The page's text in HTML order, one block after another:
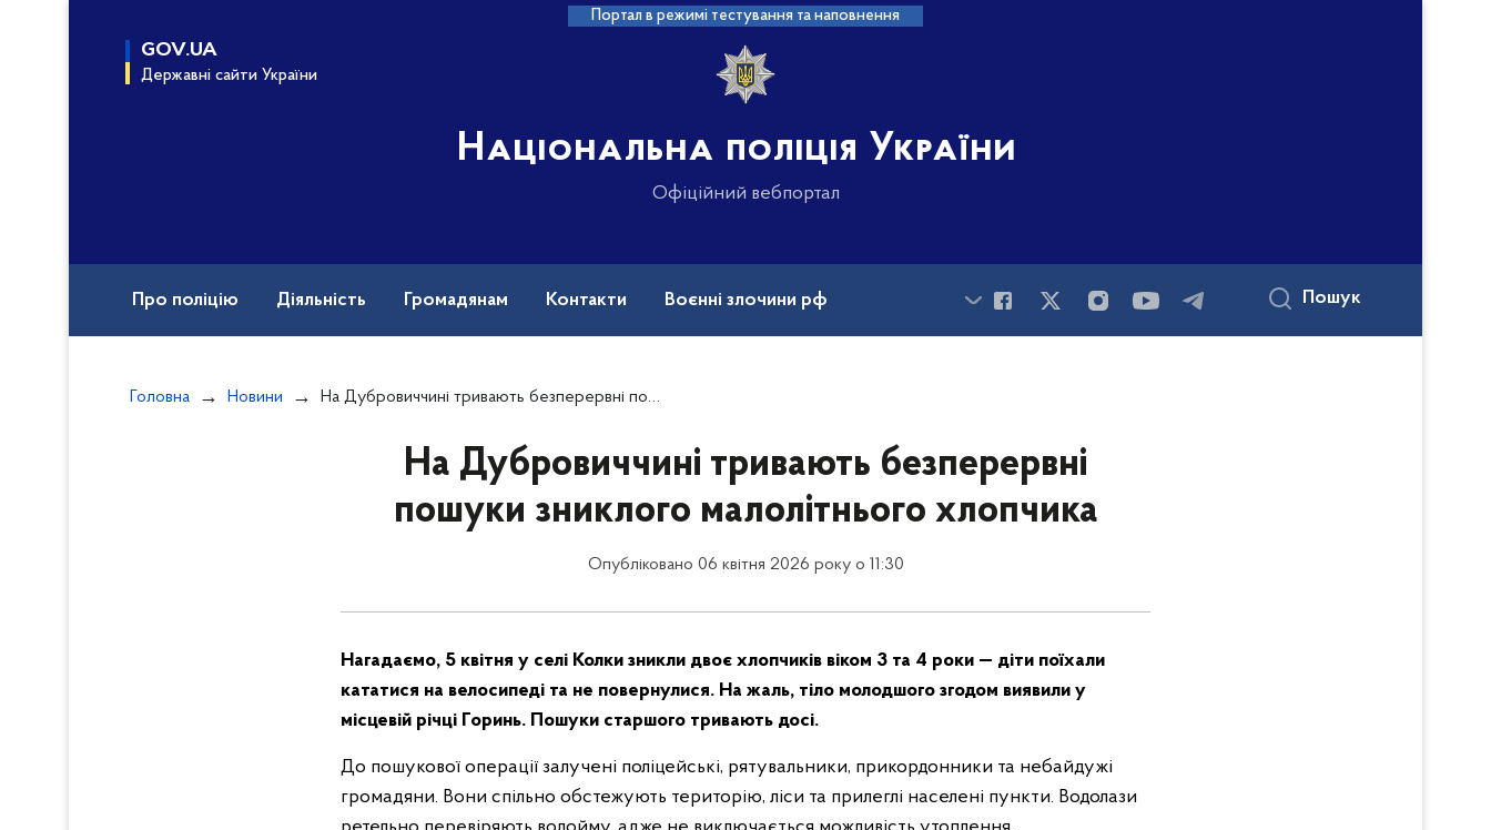
Портал в режимі тестування та наповнення
GOV.UA
Державні сайти України
Національна поліція України
Офіційний вебпортал
Про поліцію Діяльність Громадянам Контакти Воєнні злочини рф Пошук
Головна Новини На Дубровиччині тривають безперервні пошуки зниклого малолітнього хлопчика
На Дубровиччині тривають безперервні
пошуки зниклого малолітнього хлопчика
Опубліковано 06 квітня 2026 року о 11:30
Нагадаємо, 5 квітня у селі Колки зникли двоє хлопчиків віком 3 та 4 роки — діти поїхали
кататися на велосипеді та не повернулися. На жаль, тіло молодшого згодом виявили у
місцевій річці Горинь. Пошуки старшого тривають досі.
До пошукової операції залучені поліцейські, рятувальники, прикордонники та небайдужі
громадяни. Вони спільно обстежують територію, ліси та прилеглі населені пункти. Водолази